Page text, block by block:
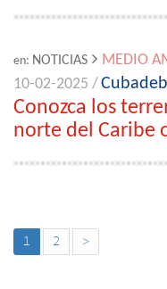
en: NOTICIAS
MEDIO
10-02-2025 /
Conozca los
norte del Caribe
1 2 >